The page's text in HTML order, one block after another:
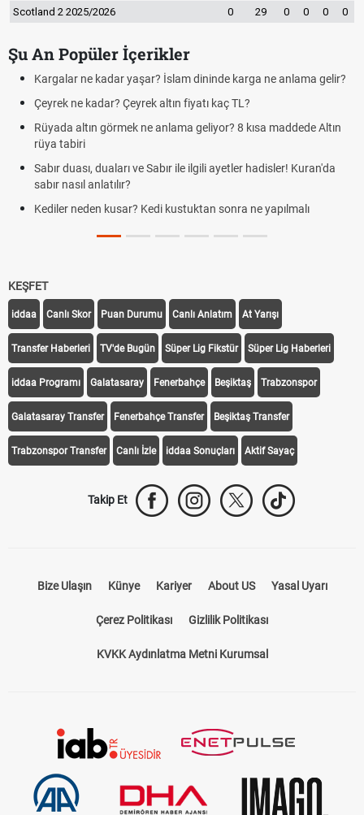
Scotland 2 2025/2026 0 29 0 0 0 0
Şu An Popüler İçerikler
Kargalar ne kadar yaşar? İslam dininde karga ne anlama gelir?
Çeyrek ne kadar? Çeyrek altın fiyatı kaç TL?
Rüyada altın görmek ne anlama geliyor? 8 kısa maddede Altın
rüya tabiri
Sabır duası, duaları ve Sabır ile ilgili ayetler hadisler! Kuran'da
sabır nasıl anlatılır?
Kediler neden kusar? Kedi kustuktan sonra ne yapılmalı
KEŞFET
iddaa Canlı Skor Puan Durumu Canlı Anlatım At Yarışı
Transfer Haberleri TV'de Bugün Süper Lig Fikstür Süper Lig Haberleri
iddaa Programı Galatasaray Fenerbahçe Beşiktaş Trabzonspor
Galatasaray Transfer Fenerbahçe Transfer Beşiktaş Transfer
Trabzonspor Transfer Canlı İzle iddaa Sonuçları Aktif Sayaç
Takip Et
Bize Ulaşın Künye Kariyer About US Yasal Uyarı
Çerez Politikası Gizlilik Politikası
KVKK Aydınlatma Metni Kurumsal